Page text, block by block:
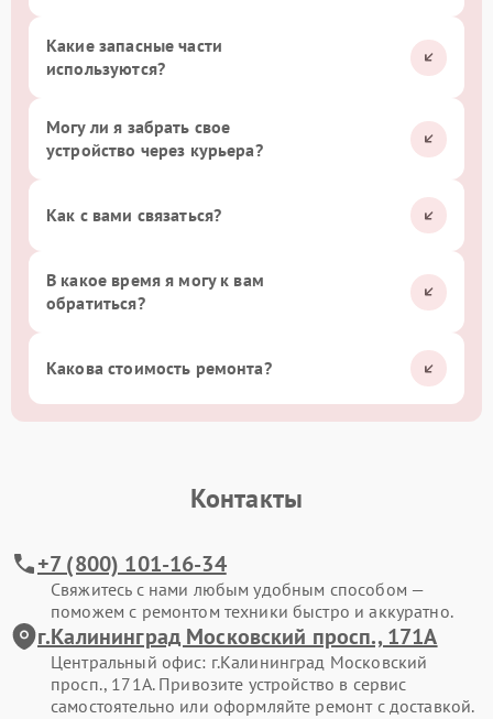
Какие запасные части
используются?
Могу ли я забрать свое
устройство через курьера?
Как с вами связаться?
В какое время я могу к вам
обратиться?
Какова стоимость ремонта?
Контакты
+7 (800) 101-16-34
Свяжитесь с нами любым удобным способом —
поможем с ремонтом техники быстро и аккуратно.
г.Калининград Московский просп., 171А
Центральный офис: г.Калининград Московский
просп., 171А. Привозите устройство в сервис
самостоятельно или оформляйте ремонт с доставкой.